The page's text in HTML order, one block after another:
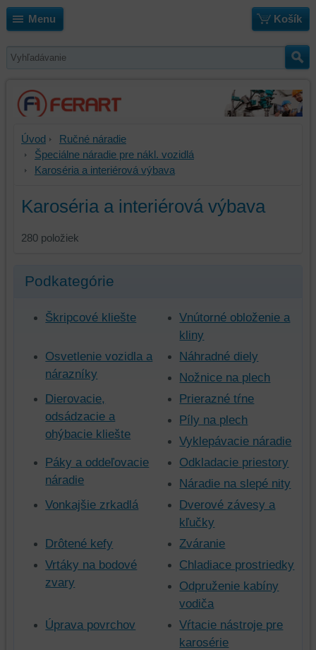
Menu Košík
Úvod
Ručné náradie
Špeciálne náradie pre nákl. vozidlá
Karoséria a interiérová výbava
Karoséria a interiérová výbava
280 položiek
Podkategórie
Škripcové kliešte
Vnútorné obloženie a
kliny
Osvetlenie vozidla a
nárazníky
Náhradné diely
Nožnice na plech
Dierovacie,
odsádzacie a
ohýbacie kliešte
Prierazné tŕne
Píly na plech
Vyklepávacie náradie
Páky a oddeľovacie
náradie
Odkladacie priestory
Náradie na slepé nity
Vonkajšie zrkadlá
Dverové závesy a
kľučky
Drôtené kefy
Zváranie
Vrtáky na bodové
zvary
Chladiace prostriedky
Odpruženie kabíny
vodiča
Úprava povrchov
Vŕtacie nástroje pre
karosérie